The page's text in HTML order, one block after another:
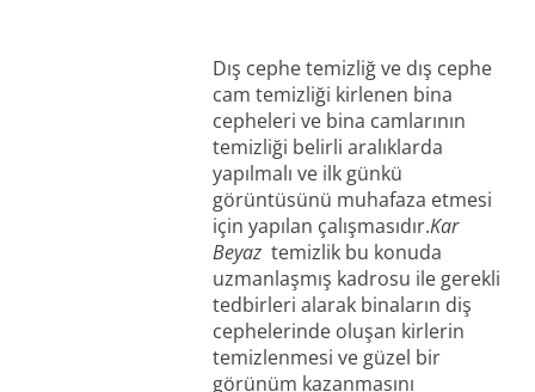
Dış cephe temizliğ ve dış cephe
cam temizliği kirlenen bina
cepheleri ve bina camlarının
temizliği belirli aralıklarda
yapılmalı ve ilk günkü
görüntüsünü muhafaza etmesi
için yapılan çalışmasıdır.Kar
Beyaz temizlik bu konuda
uzmanlaşmış kadrosu ile gerekli
tedbirleri alarak binaların diş
cephelerinde oluşan kirlerin
temizlenmesi ve güzel bir
görünüm kazanmasını